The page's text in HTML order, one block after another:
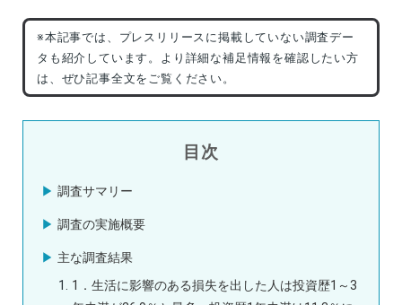
※本記事では、プレスリリースに掲載していない調査デー
タも紹介しています。より詳細な補足情報を確認したい方
は、ぜひ記事全文をご覧ください。
目次
調査サマリー
調査の実施概要
主な調査結果
1．生活に影響のある損失を出した人は投資歴1～3